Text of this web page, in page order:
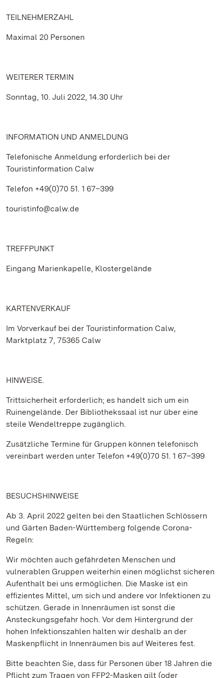
TEILNEHMERZAHL
Maximal 20 Personen
WEITERER TERMIN
Sonntag, 10. Juli 2022, 14.30 Uhr
INFORMATION UND ANMELDUNG
Telefonische Anmeldung erforderlich bei der
Touristinformation Calw
Telefon +49(0)70 51. 1 67–399
touristinfo@calw.de
TREFFPUNKT
Eingang Marienkapelle, Klostergelände
KARTENVERKAUF
Im Vorverkauf bei der Touristinformation Calw,
Marktplatz 7, 75365 Calw
HINWEISE.
Trittsicherheit erforderlich; es handelt sich um ein
Ruinengelände. Der Bibliothekssaal ist nur über eine
steile Wendeltreppe zugänglich.
Zusätzliche Termine für Gruppen können telefonisch
vereinbart werden unter Telefon +49(0)70 51. 1 67–399
BESUCHSHINWEISE
Ab 3. April 2022 gelten bei den Staatlichen Schlössern
und Gärten Baden-Württemberg folgende Corona-
Regeln:
Wir möchten auch gefährdeten Menschen und
vulnerablen Gruppen weiterhin einen möglichst sicheren
Aufenthalt bei uns ermöglichen. Die Maske ist ein
effizientes Mittel, um sich und andere vor Infektionen zu
schützen. Gerade in Innenräumen ist sonst die
Ansteckungsgefahr hoch. Vor dem Hintergrund der
hohen Infektionszahlen halten wir deshalb an der
Maskenpflicht in Innenräumen bis auf Weiteres fest.
Bitte beachten Sie, dass für Personen über 18 Jahren die
Pflicht zum Tragen von FFP2-Masken gilt (oder